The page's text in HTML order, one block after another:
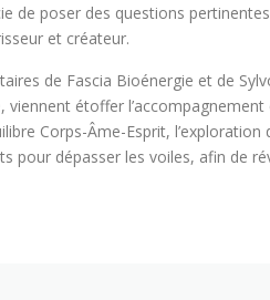
de poser des questions
et créateur.
de Fascia Bioénergie et de
viennent étoffer
Corps-Âme-Esprit, l’exploration
pour dépasser les voiles, afin de